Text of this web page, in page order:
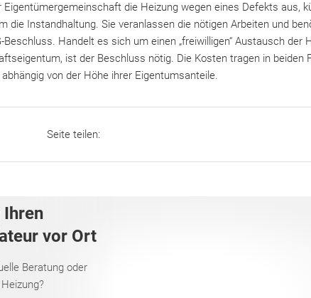
Eigentümergemeinschaft die Heizung wegen eines Defekts aus,
die Instandhaltung. Sie veranlassen die nötigen Arbeiten und
Beschluss. Handelt es sich um einen „freiwilligen“ Austausch der
ist der Beschluss nötig. Die Kosten tragen in beiden
von der Höhe ihrer Eigentumsanteile.
Seite teilen:
Ihren
vor Ort
Beratung oder